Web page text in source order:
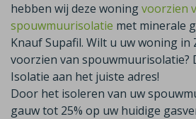
hebben wij deze woningvoorzien
spouwmuurisolatie met minerale
Knauf Supafil. Wilt u uw woning in
voorzien van spouwmuurisolatie?
Isolatie aan het juiste adres!
Door het isoleren van uw
gauw tot 25% op uw huidige